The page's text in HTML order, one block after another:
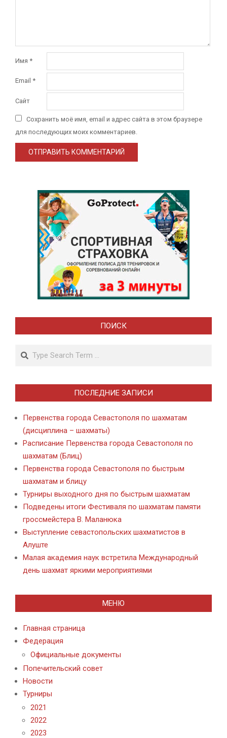
Имя *
Email *
Сайт
Сохранить моё имя, email и адрес сайта в этом браузере
для последующих моих комментариев.
ПОИСК
Search
ПОСЛЕДНИЕ ЗАПИСИ
Первенства города Севастополя по шахматам
(дисциплина – шахматы)
Расписание Первенства города Севастополя по
шахматам (Блиц)
Первенства города Севастополя по быстрым
шахматам и блицу
Турниры выходного дня по быстрым шахматам
Подведены итоги Фестиваля по шахматам памяти
гроссмейстера В. Маланюка
Выступление севастопольских шахматистов в
Алуште
Малая академия наук встретила Международный
день шахмат яркими мероприятиями
МЕНЮ
Главная страница
Федерация
Официальные документы
Попечительский совет
Новости
Турниры
2021
2022
2023